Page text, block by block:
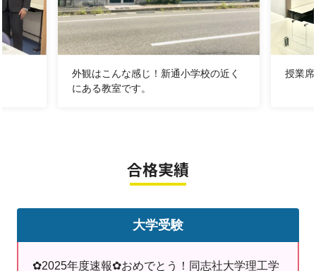
＜体験授業の申し込みはコチラ＞
＜資料請求はコチラ＞
つまずきポイントを見つけて復習！場合によっては小
学生内容まで戻ることも…！
→中学生の通塾プランはこちら
外観はこんな感じ！新通小学校の近く
にある教室です。
授業
合格実績
大学受験
✿2025年度速報✿おめでとう！同志社大学理工学